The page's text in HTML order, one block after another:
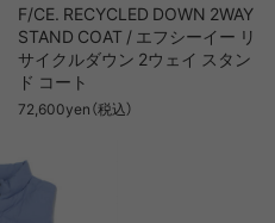
F/CE. RECYCLED DOWN 2WAY
STAND COAT / エフシーイー リ
サイクルダウン 2ウェイ スタン
ド コート
72,600yen（税込）